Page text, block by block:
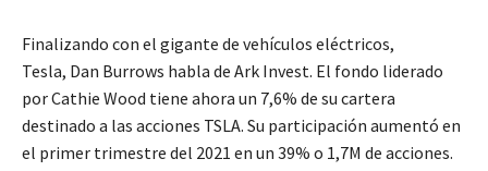
Finalizando con el gigante de vehículos eléctricos,
Tesla, Dan Burrows habla de Ark Invest. El fondo liderado
por Cathie Wood tiene ahora un 7,6% de su cartera
destinado a las acciones TSLA. Su participación aumentó en
el primer trimestre del 2021 en un 39% o 1,7M de acciones.